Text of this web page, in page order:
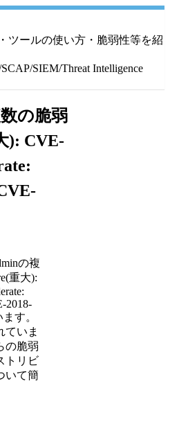
ツールの使い方・脆弱性等を紹
SIEM/Threat Intelligence
の脆弱
): CVE-
の複
重大):
2018-
す。
ていま
の脆弱
トリビ
いて簡